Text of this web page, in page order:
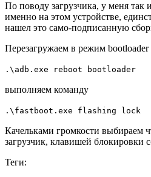
По поводу загрузчика, у меня так
именно на этом устройстве,
нашел это само-подписанную
Перезагружаем в режим bootloader
.\adb.exe reboot bootloader
выполняем команду
.\fastboot.exe flashing lock
Качельками громкости выбираем
загрузчик, клавишей блокировки
Теги: